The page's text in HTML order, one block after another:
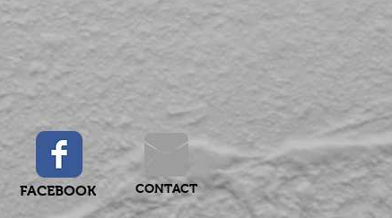
FACEBOOK CONTACT